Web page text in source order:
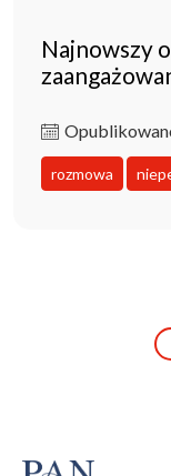
Najnowszy
rozmowa